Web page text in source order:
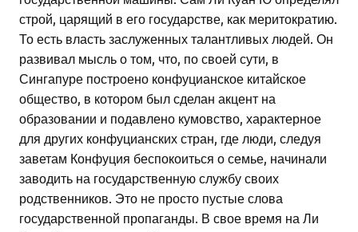
строй, царящий в его государстве, как меритократию.
То есть власть заслуженных талантливых людей. Он
развивал мысль о том, что, по своей сути, в
Сингапуре построено конфуцианское китайское
общество, в котором был сделан акцент на
образовании и подавлено кумовство, характерное
для других конфуцианских стран, где люди, следуя
заветам Конфуция беспокоиться о семье, начинали
заводить на государственную службу своих
родственников. Это не просто пустые слова
государственной пропаганды. В свое время на Ли